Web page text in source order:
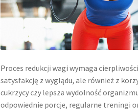
Proces redukcji wagi wymaga
satysfakcję z wyglądu, ale również z
cukrzycy czy lepsza wydolność
odpowiednie porcje, regularne treningi